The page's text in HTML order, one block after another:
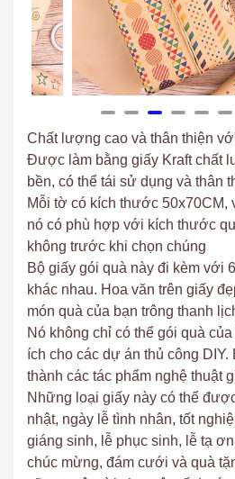
Chất lượng cao và thân thiện
Được làm bằng giấy Kraft chất
bền, có thể tái sử dụng và thân
Mỗi tờ có kích thước 50x70CM,
nó có phù hợp với kích thước
không trước khi chọn chúng
Bộ giấy gói quà này đi kèm với
khác nhau. Hoa văn trên giấy
món quà của bạn trông thanh
Nó không chỉ có thể gói quà
ích cho các dự án thủ công DIY.
thành các tác phẩm nghệ thuật
Những loại giấy này có thể
nhật, ngày lễ tình nhân, tốt
giáng sinh, lễ phục sinh, lễ tạ
chúc mừng, đám cưới và quà